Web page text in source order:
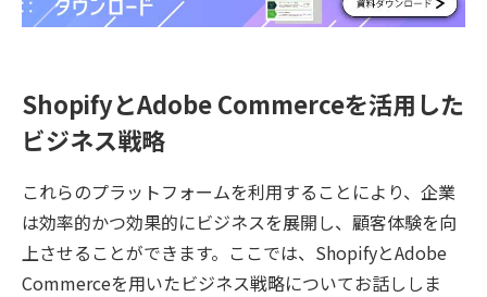
ShopifyとAdobe Commerceを活用した
ビジネス戦略
これらのプラットフォームを利用することにより、企業
は効率的かつ効果的にビジネスを展開し、顧客体験を向
上させることができます。ここでは、ShopifyとAdobe
Commerceを用いたビジネス戦略についてお話ししま